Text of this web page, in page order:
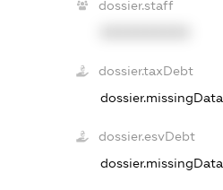
dossier.staff
dossier.taxDebt
dossier.missingData
dossier.esvDebt
dossier.missingData